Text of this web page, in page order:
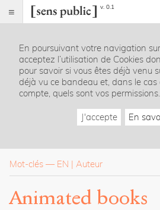
v. 0.1
Index
Rubriques
Essais
La
revue
En poursuivant votre navigation
acceptez l’utilisation de Cookies
pour savoir si vous êtes déjà venu
déjà vu ce bandeau et, dans le cas
compte, quels sont vos permissions.
J'accepte En
Mot-clés — EN Auteur
Animated books